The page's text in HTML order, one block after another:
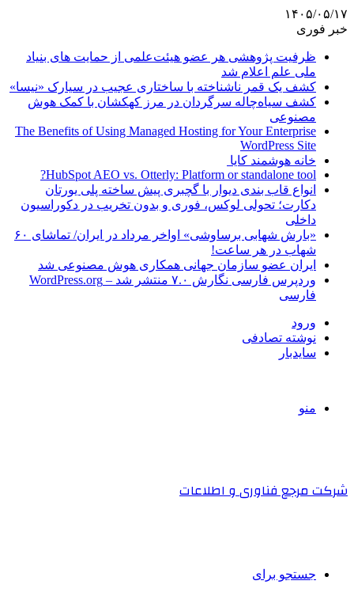
۱۴۰۵/۰۵/۱۷
خبر فوری
ظرفیت پژوهشی هر عضو هیئت‌علمی از حمایت های بنیاد
ملی علم اعلام شد
کشف یک قمر ناشناخته با ساختاری عجیب در سیارک «نیسا»
کشف سیاه‌چاله سرگردان در مرز کهکشان با کمک هوش
مصنوعی
The Benefits of Using Managed Hosting for Your Enterprise
WordPress Site
خانه هوشمند کایا
HubSpot AEO vs. Otterly: Platform or standalone tool?
انواع قاب بندی دیوار با گچبری پیش ساخته پلی یورتان
دکارت؛ تحولی لوکس، فوری و بدون تخریب در دکوراسیون
داخلی
«بارش شهابی برساوشی» اواخر مرداد در ایران/ تماشای ۶۰
شهاب در هر ساعت!
ایران عضو سازمان جهانی همکاری هوش مصنوعی شد
وردپرس فارسی نگارش ۷.۰ منتشر شد – WordPress.org
فارسی
ورود
نوشته تصادفی
سایدبار
منو
شرکت مرجع فناوری و اطلاعات
جستجو برای